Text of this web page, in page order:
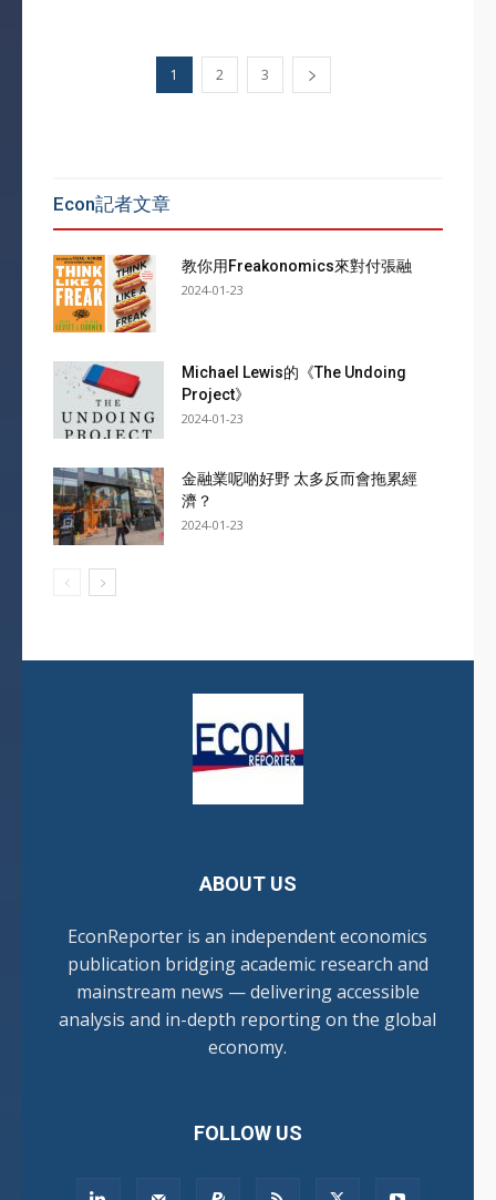
1 2 3
Econ記者文章
教你用Freakonomics來對付張融
2024-01-23
Michael Lewis的《The Undoing
Project》
2024-01-23
金融業呢啲好野 太多反而會拖累經
濟？
2024-01-23
ABOUT US
EconReporter is an independent economics
publication bridging academic research and
mainstream news — delivering accessible
analysis and in-depth reporting on the global
economy.
FOLLOW US